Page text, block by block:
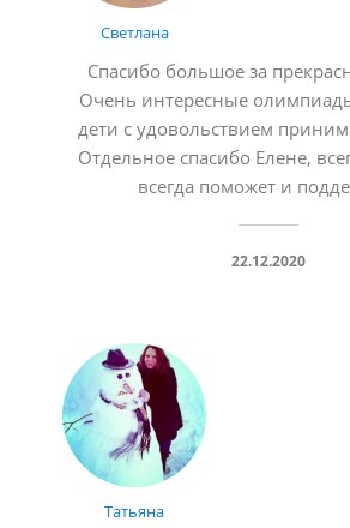
Светлана
Спасибо большое за
Очень интересные
дети с удовольствием
Отдельное спасибо Елене,
всегда поможет и
22.12.2020
Татьяна